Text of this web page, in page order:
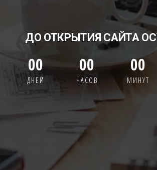
ДО ОТКРЫТИЯ САЙТА
00
ДНЕЙ
00
ЧАСОВ
00
МИНУТ